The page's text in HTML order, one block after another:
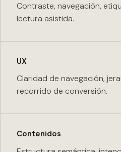
Contraste, navegación,
lectura asistida.
UX
Claridad de navegación,
recorrido de conversión.
Contenidos